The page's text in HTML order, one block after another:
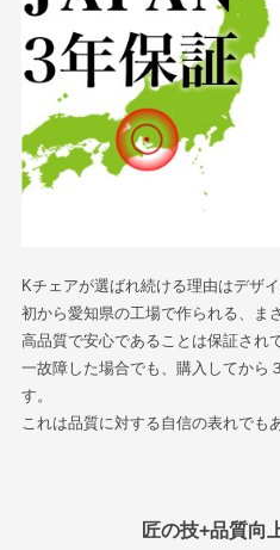
Kチェアが選ばれ続ける理由はデザ
初から愛知県の工場で作られる、ま
高品質で安心であることは保証され
一故障した場合でも、購入してから
す。
これは品質に対する自信の表れでも
匠の技+品質向